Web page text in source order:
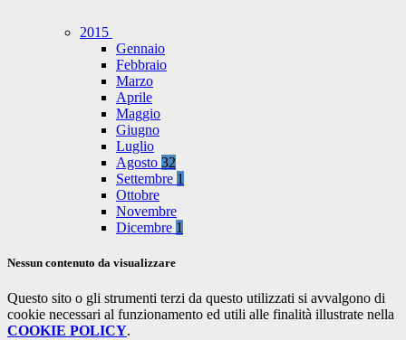
2015
Gennaio
Febbraio
Marzo
Aprile
Maggio
Giugno
Luglio
Agosto 32
Settembre 1
Ottobre
Novembre
Dicembre 1
Nessun contenuto da visualizzare
Questo sito o gli strumenti terzi da questo utilizzati si avvalgono di
cookie necessari al funzionamento ed utili alle finalità illustrate nella
COOKIE POLICY.